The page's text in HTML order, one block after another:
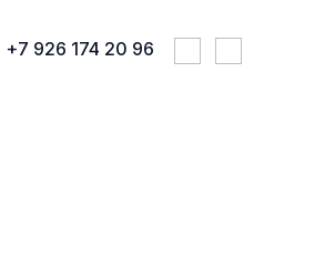
+7 926 174 20 96